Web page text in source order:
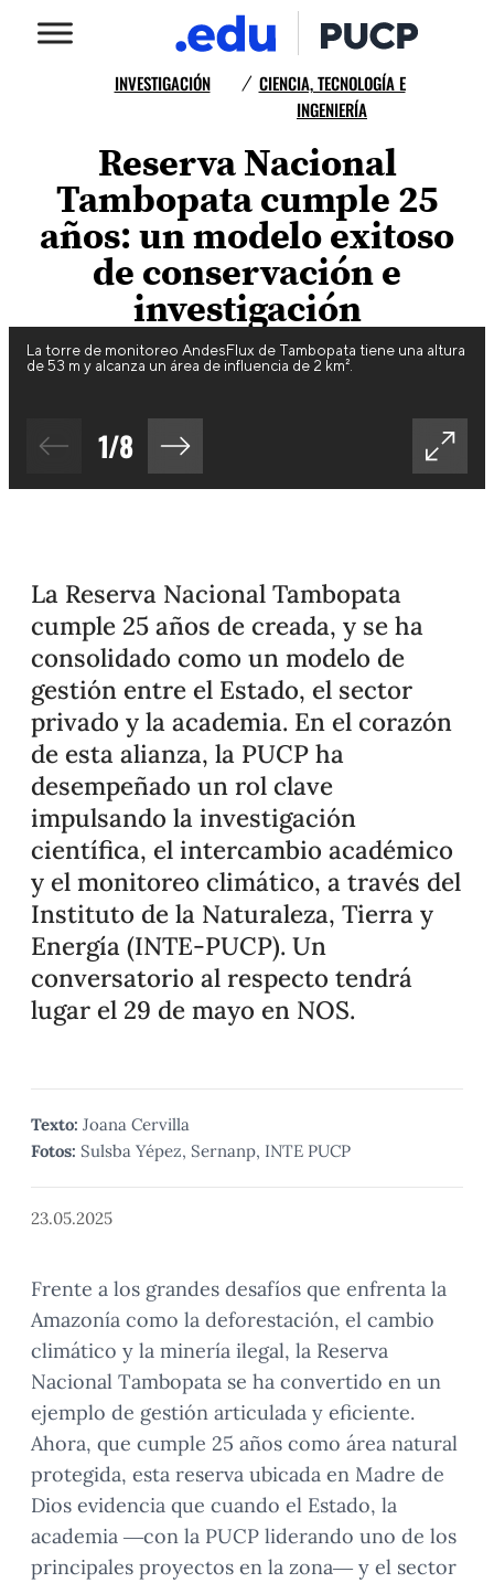
INVESTIGACIÓN / CIENCIA, TECNOLOGÍA E
INGENIERÍA
Reserva Nacional
Tambopata cumple 25
años: un modelo exitoso
de conservación e
investigación
La torre de monitoreo AndesFlux de Tambopata tiene una altura
de 53 m y alcanza un área de influencia de 2 km².
1/8
La Reserva Nacional Tambopata
cumple 25 años de creada, y se ha
consolidado como un modelo de
gestión entre el Estado, el sector
privado y la academia. En el corazón
de esta alianza, la PUCP ha
desempeñado un rol clave
impulsando la investigación
científica, el intercambio académico
y el monitoreo climático, a través del
Instituto de la Naturaleza, Tierra y
Energía (INTE-PUCP). Un
conversatorio al respecto tendrá
lugar el 29 de mayo en NOS.
Texto: Joana Cervilla
Fotos: Sulsba Yépez, Sernanp, INTE PUCP
23.05.2025
Frente a los grandes desafíos que enfrenta la
Amazonía como la deforestación, el cambio
climático y la minería ilegal, la Reserva
Nacional Tambopata se ha convertido en un
ejemplo de gestión articulada y eficiente.
Ahora, que cumple 25 años como área natural
protegida, esta reserva ubicada en Madre de
Dios evidencia que cuando el Estado, la
academia —con la PUCP liderando uno de los
principales proyectos en la zona— y el sector